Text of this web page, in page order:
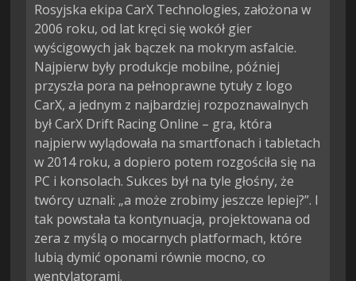
Rosyjska ekipa CarX Technologies, założona w
2006 roku, od lat kręci się wokół gier
wyścigowych jak bączek na mokrym asfalcie.
Najpierw były produkcje mobilne, później
przyszła pora na pełnoprawne tytuły z logo
CarX, a jednym z najbardziej rozpoznawalnych
był CarX Drift Racing Online – gra, która
najpierw wylądowała na smartfonach i tabletach
w 2014 roku, a dopiero potem rozgościła się na
PC i konsolach. Sukces był na tyle głośny, że
twórcy uznali: „a może zrobimy jeszcze lepiej?”. I
tak powstała ta kontynuacja, projektowana od
zera z myślą o mocarnych platformach, które
lubią dymić oponami równie mocno, co
wentylatorami.